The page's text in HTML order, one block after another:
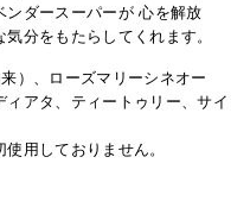
ンダースーパーが 心を解放
分をもたらしてくれます。
）、ローズマリーシネオー
アタ、ティートゥリー、サイ
用しておりません 。